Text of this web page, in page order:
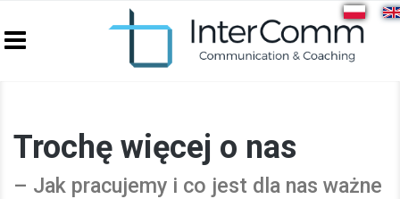
Trochę więcej o nas
– Jak pracujemy i co jest dla nas ważne